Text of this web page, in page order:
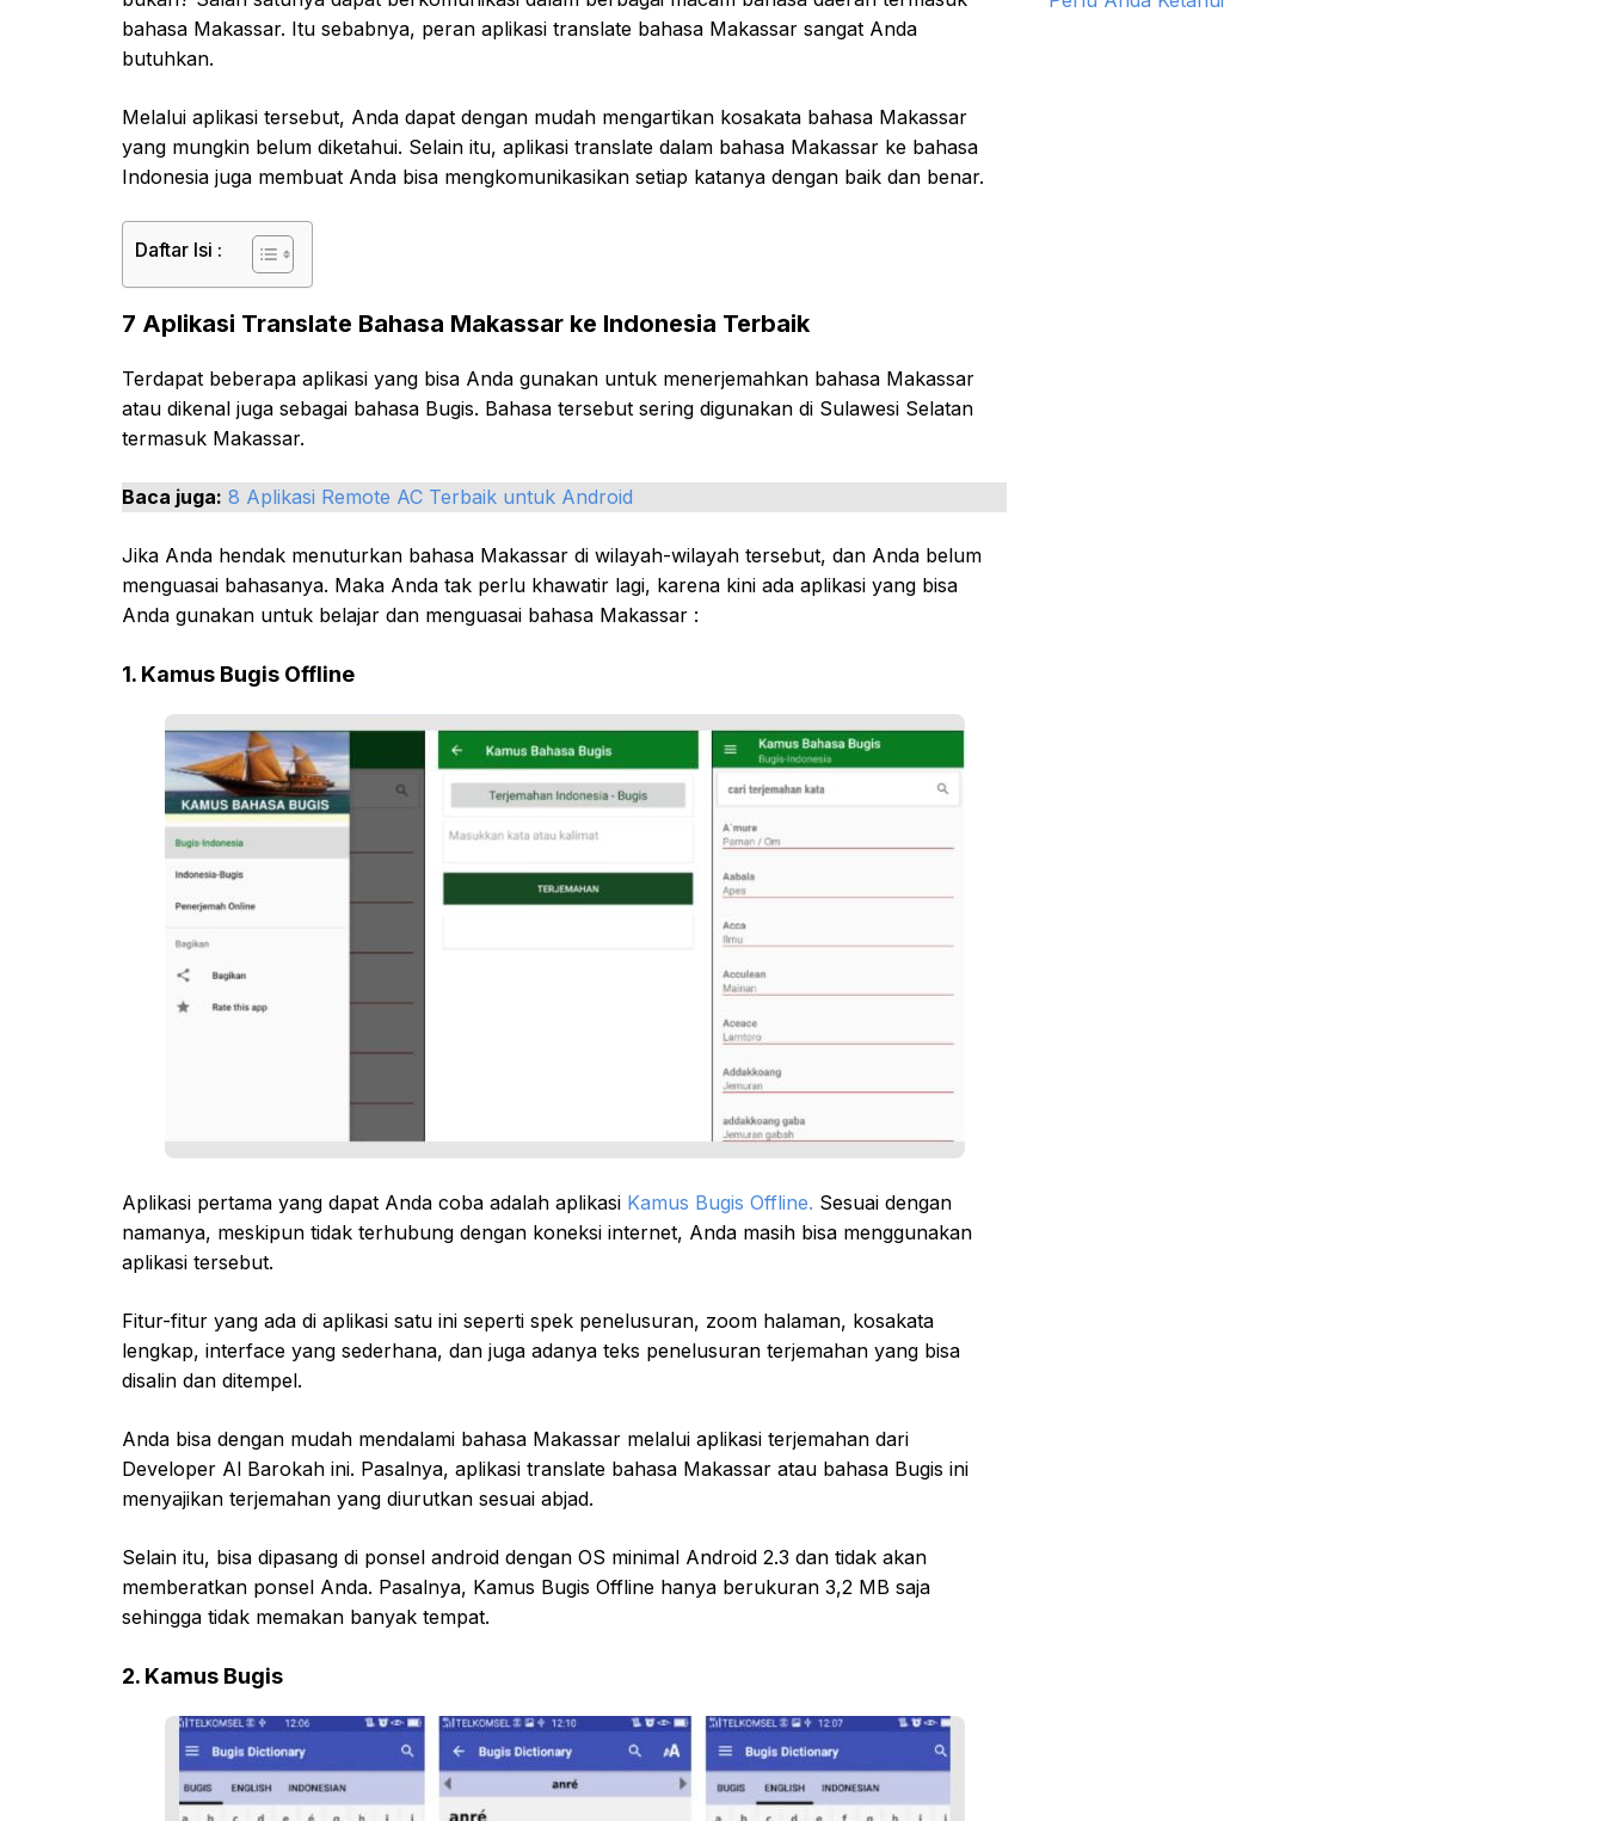
bahasa Makassar. Itu sebabnya, peran aplikasi translate bahasa Makassar sangat Anda
butuhkan.
Melalui aplikasi tersebut, Anda dapat dengan mudah mengartikan kosakata bahasa Makassar
yang mungkin belum diketahui. Selain itu, aplikasi translate dalam bahasa Makassar ke bahasa
Indonesia juga membuat Anda bisa mengkomunikasikan setiap katanya dengan baik dan benar.
Daftar Isi :
7 Aplikasi Translate Bahasa Makassar ke Indonesia Terbaik
Terdapat beberapa aplikasi yang bisa Anda gunakan untuk menerjemahkan bahasa Makassar
atau dikenal juga sebagai bahasa Bugis. Bahasa tersebut sering digunakan di Sulawesi Selatan
termasuk Makassar.
Baca juga: 8 Aplikasi Remote AC Terbaik untuk Android
Jika Anda hendak menuturkan bahasa Makassar di wilayah-wilayah tersebut, dan Anda belum
menguasai bahasanya. Maka Anda tak perlu khawatir lagi, karena kini ada aplikasi yang bisa
Anda gunakan untuk belajar dan menguasai bahasa Makassar :
1. Kamus Bugis Offline
Aplikasi pertama yang dapat Anda coba adalah aplikasi Kamus Bugis Offline. Sesuai dengan
namanya, meskipun tidak terhubung dengan koneksi internet, Anda masih bisa menggunakan
aplikasi tersebut.
Fitur-fitur yang ada di aplikasi satu ini seperti spek penelusuran, zoom halaman, kosakata
lengkap, interface yang sederhana, dan juga adanya teks penelusuran terjemahan yang bisa
disalin dan ditempel.
Anda bisa dengan mudah mendalami bahasa Makassar melalui aplikasi terjemahan dari
Developer Al Barokah ini. Pasalnya, aplikasi translate bahasa Makassar atau bahasa Bugis ini
menyajikan terjemahan yang diurutkan sesuai abjad.
Selain itu, bisa dipasang di ponsel android dengan OS minimal Android 2.3 dan tidak akan
memberatkan ponsel Anda. Pasalnya, Kamus Bugis Offline hanya berukuran 3,2 MB saja
sehingga tidak memakan banyak tempat.
2. Kamus Bugis